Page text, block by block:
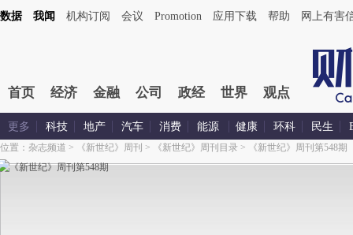
数据 我闻 机构订阅 会议 Promotion 应用下载 帮助 网上有害
首页 经济 金融 公司 政经 世界 观点
更多 科技 地产 汽车 消费 能源 健康 环科 民生
位置： 杂志频道 > 《新世纪》周刊 > 《新世纪》周刊目录 > 《新世纪》周刊第548期